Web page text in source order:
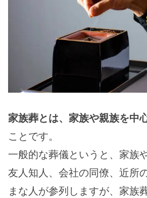
家族葬とは、家族や親族を中
ことです。
一般的な葬儀というと、家族
友人知人、会社の同僚、近所
まな人が参列しますが、家族